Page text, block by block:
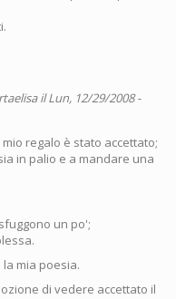
il Lun, 12/29/2008 -
regalo è stato accettato;
in palio e a mandare una
un po';
mia poesia.
di vedere accettato il